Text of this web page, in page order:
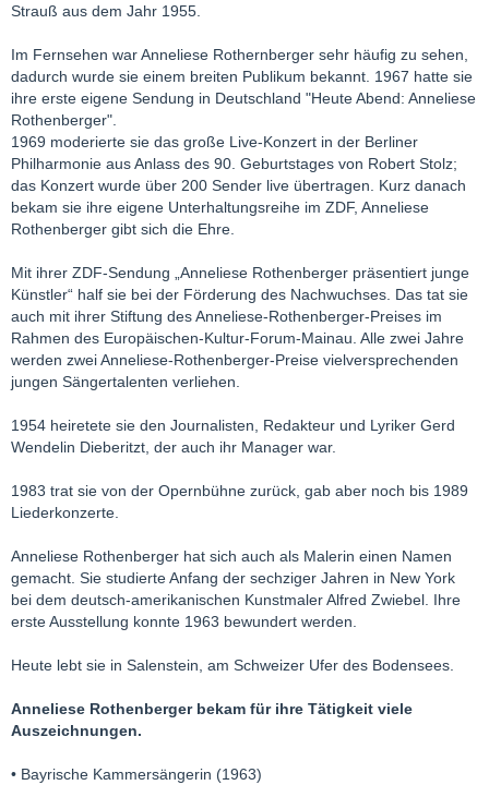
Strauß aus dem Jahr 1955.
Im Fernsehen war Anneliese Rothernberger sehr häufig zu sehen,
dadurch wurde sie einem breiten Publikum bekannt. 1967 hatte sie
ihre erste eigene Sendung in Deutschland "Heute Abend: Anneliese
Rothenberger".
1969 moderierte sie das große Live-Konzert in der Berliner
Philharmonie aus Anlass des 90. Geburtstages von Robert Stolz;
das Konzert wurde über 200 Sender live übertragen. Kurz danach
bekam sie ihre eigene Unterhaltungsreihe im ZDF, Anneliese
Rothenberger gibt sich die Ehre.
Mit ihrer ZDF-Sendung „Anneliese Rothenberger präsentiert junge
Künstler“ half sie bei der Förderung des Nachwuchses. Das tat sie
auch mit ihrer Stiftung des Anneliese-Rothenberger-Preises im
Rahmen des Europäischen-Kultur-Forum-Mainau. Alle zwei Jahre
werden zwei Anneliese-Rothenberger-Preise vielversprechenden
jungen Sängertalenten verliehen.
1954 heiretete sie den Journalisten, Redakteur und Lyriker Gerd
Wendelin Dieberitzt, der auch ihr Manager war.
1983 trat sie von der Opernbühne zurück, gab aber noch bis 1989
Liederkonzerte.
Anneliese Rothenberger hat sich auch als Malerin einen Namen
gemacht. Sie studierte Anfang der sechziger Jahren in New York
bei dem deutsch-amerikanischen Kunstmaler Alfred Zwiebel. Ihre
erste Ausstellung konnte 1963 bewundert werden.
Heute lebt sie in Salenstein, am Schweizer Ufer des Bodensees.
Anneliese Rothenberger bekam für ihre Tätigkeit viele
Auszeichnungen.
• Bayrische Kammersängerin (1963)